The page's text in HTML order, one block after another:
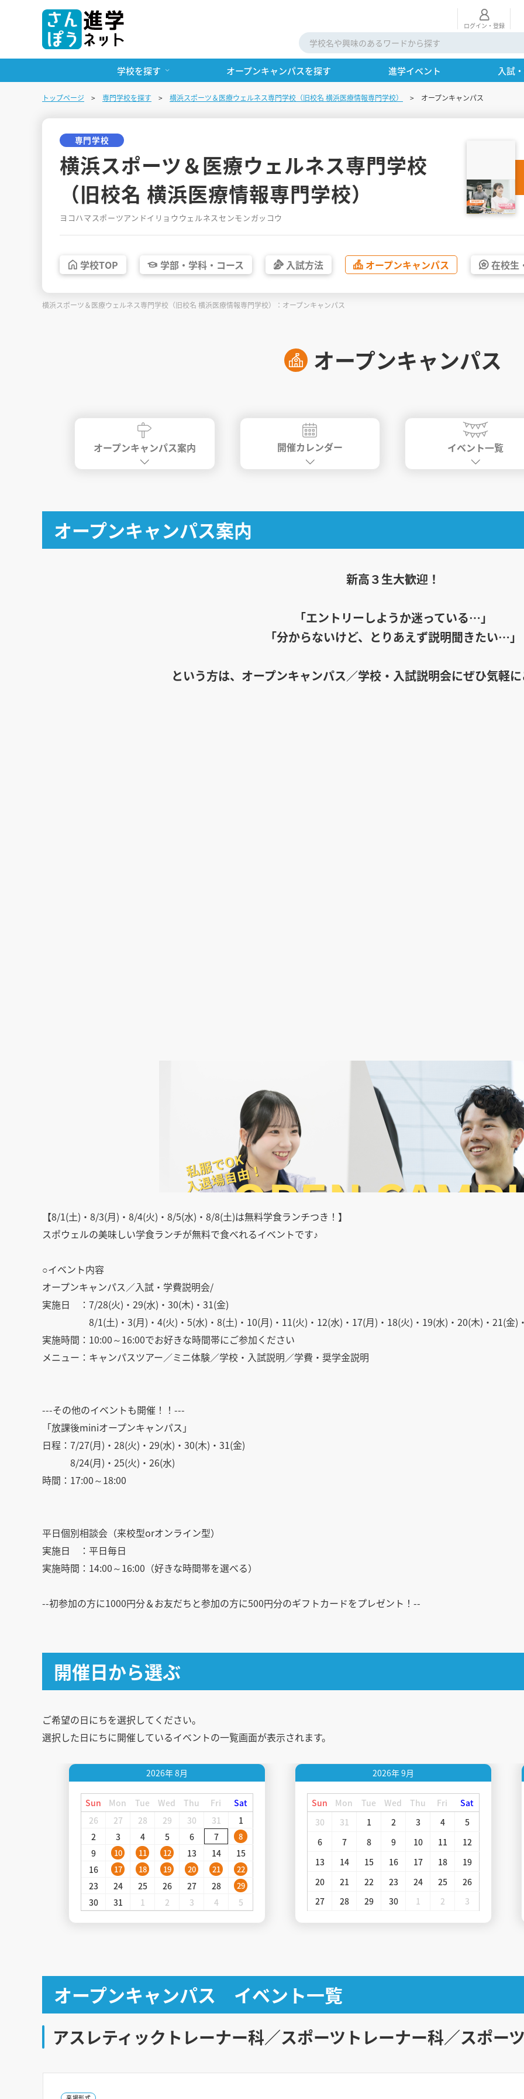
ログイン・登録
学校を探す オープンキャンパスを探す 進学イベント 入試
トップページ 専門学校を探す 横浜スポーツ＆医療ウェルネス専門学校（旧校名 横浜医療情報専門学校） オープンキャンパス
専門学校
横浜スポーツ＆医療ウェルネス専門学校
（旧校名 横浜医療情報専門学校）
ヨコハマスポーツアンドイリョウウェルネスセンモンガッコウ
学校TOP 学部・ 学科・ コース 入試方法 オープンキャンパス 在校生
横浜スポーツ＆医療ウェルネス専門学校（旧校名 横浜医療情報専門学校）：オープンキャンパス
オープンキャンパス
オープンキャンパス案内 開催カレンダー イベント一覧
オープンキャンパス案内
新高３生大歓迎！
「エントリーしようか迷っている…」
「分からないけど、とりあえず説明聞きたい…」
という方は、オープンキャンパス／学校・入試説明会にぜひ気軽に
【8/1(土)・8/3(月)・8/4(火)・8/5(水)・8/8(土)は無料学食ランチつき！】
スポウェルの美味しい学食ランチが無料で食べれるイベントです♪
○イベント内容
オープンキャンパス／入試・学費説明会/
実施日 ：7/28(火)・29(水)・30(木)・31(金)
8/1(土)・3(月)・4(火)・5(水)・8(土)・10(月)・11(火)・12(水)・17(月)・18(火)・19(水)・20(木)・21(金)
実施時間：10:00～16:00でお好きな時間帯にご参加ください
メニュー：キャンパスツアー／ミニ体験／学校・入試説明／学費・奨学金説明
---その他のイベントも開催！！---
「放課後miniオープンキャンパス」
日程：7/27(月)・28(火)・29(水)・30(木)・31(金)
8/24(月)・25(火)・26(水)
時間：17:00～18:00
平日個別相談会（来校型orオンライン型）
実施日 ：平日毎日
実施時間：14:00～16:00（好きな時間帯を選べる）
--初参加の方に1000円分＆お友だちと参加の方に500円分のギフトカードをプレゼント！--
開催日から選ぶ
ご希望の日にちを選択してください。
選択した日にちに開催しているイベントの一覧画面が表示されます。
2026年8月
Sun Mon Tue Wed Thu Fri
Sat
26
27 28 29 30 31
1
2
3 4 5 6 7 8
9 10 11 12 13 14
15
16
17 18 19 20 21 22
23 24 25 26 27 28 29
30 31 1 2 3 4 5
2026年9月
Sun Mon Tue Wed Thu Fri
Sat
30
31 1 2 3 4
5
6
7 8 9 10 11
12
13
14 15 16 17 18
19
20
21 22 23 24 25
26
27
28 29 30 1 2 3
オープンキャンパス イベント一覧
アスレティックトレーナー科／スポーツトレーナー科／スポー